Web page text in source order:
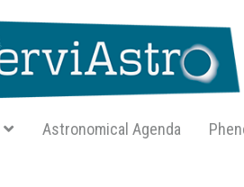
Astronomical Agenda